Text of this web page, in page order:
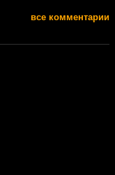
все комментарии